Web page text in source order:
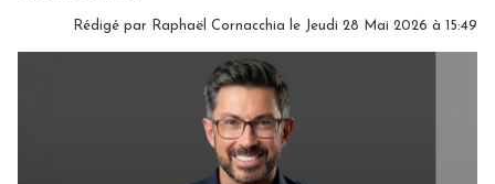
Rédigé par Raphaël Cornacchia le Jeudi 28 Mai 2026 à 15:49